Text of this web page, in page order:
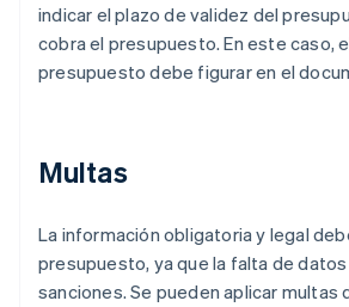
indicar el plazo de validez del
cobra el presupuesto. En este caso,
presupuesto debe figurar en el
Multas
La información obligatoria y legal
presupuesto, ya que la falta de
sanciones. Se pueden aplicar multas